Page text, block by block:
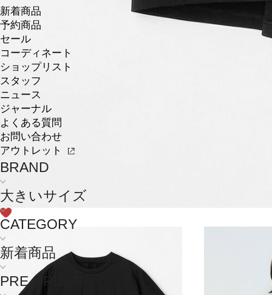
新着商品
予約商品
セール
コーディネート
ショップリスト
スタッフ
ニュース
ジャーナル
よくある質問
お問い合わせ
アウトレット
BRAND
大きいサイズ
CATEGORY
新着商品
PRE ORDER